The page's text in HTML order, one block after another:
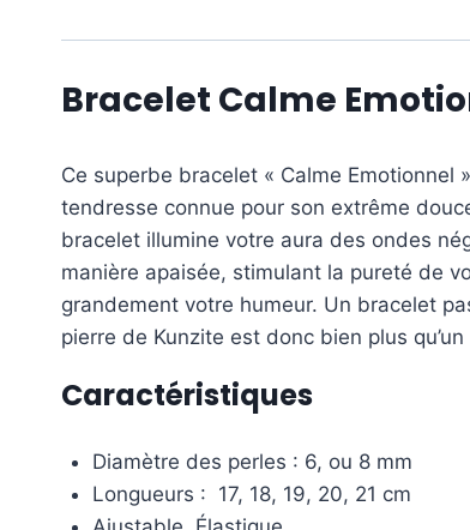
Bracelet Calme
Ce superbe bracelet « Calme
tendresse connue pour son extrême
bracelet illumine votre aura des ondes
manière apaisée, stimulant la pureté de
grandement votre humeur. Un bracelet
pierre de Kunzite est donc bien plus
Caractéristiques
Diamètre des perles : 6, ou 8 mm
Longueurs : 17, 18, 19, 20, 21 cm